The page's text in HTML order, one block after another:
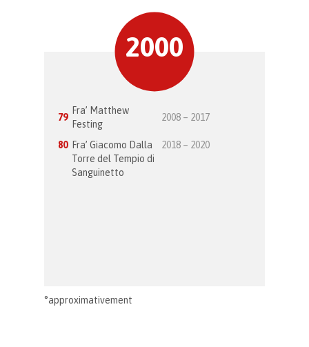
2000
79
Fra’ Matthew
Festing
2008 – 2017
80 Fra’ Giacomo Dalla
Torre del Tempio di
Sanguinetto
2018 – 2020
°approximativement